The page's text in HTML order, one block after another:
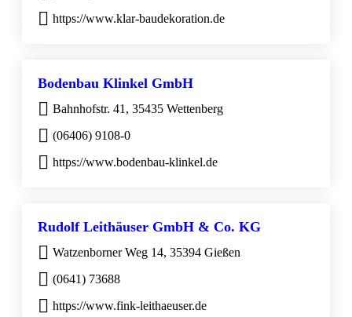
https://www.klar-baudekoration.de
Bodenbau Klinkel GmbH
Bahnhofstr. 41, 35435 Wettenberg
(06406) 9108-0
https://www.bodenbau-klinkel.de
Rudolf Leithäuser GmbH & Co. KG
Watzenborner Weg 14, 35394 Gießen
(0641) 73688
https://www.fink-leithaeuser.de